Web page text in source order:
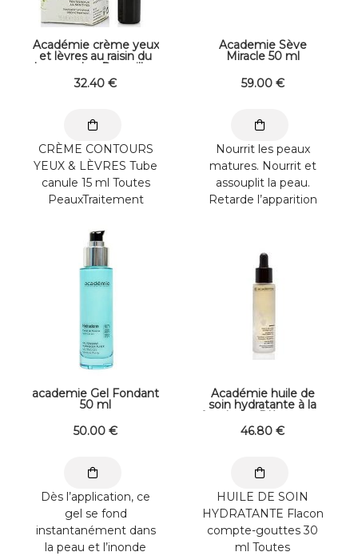
Académie crème yeux
et lèvres au raisin du
Languedoc-Roussillon
15 ml
32.40 €
CRÈME CONTOURS
YEUX & LÈVRES Tube
canule 15 ml Toutes
PeauxTraitement
crème triple action à ...
Academie Sève
Miracle 50 ml
59.00 €
Nourrit les peaux
matures. Nourrit et
assouplit la peau.
Retarde l’apparition
academie Gel Fondant
50 ml
50.00 €
Dès l’application, ce
gel se fond
instantanément dans
la peau et l’inonde
Académie huile de
soin hydratante à la
framboise D'Auvergne
30 ml
46.80 €
HUILE DE SOIN
HYDRATANTE Flacon
compte-gouttes 30
ml Toutes